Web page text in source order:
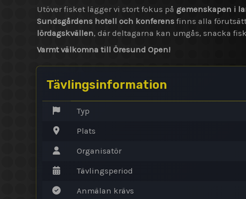
Utöver fisket lägger vi stort fokus på gemenskapen i
Sundsgårdens hotell och konferens finns alla
lördagskvällen, där deltagarna kan umgås, snacka
Varmt välkomna till Öresund Open!
Tävlingsinformation
Typ
Plats
Organisatör
Tävlingsperiod
Anmälan krävs